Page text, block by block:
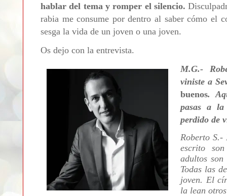
hablar del tema y romper el silencio.
rabia me consume por dentro al saber cómo el
sesga la vida de un joven o una joven.
Os dejo con la entrevista.
M.G.-
viniste a
buenos.
pasas a
perdido de
Roberto
escrito
adultos son
Todas las
joven. El
la lean